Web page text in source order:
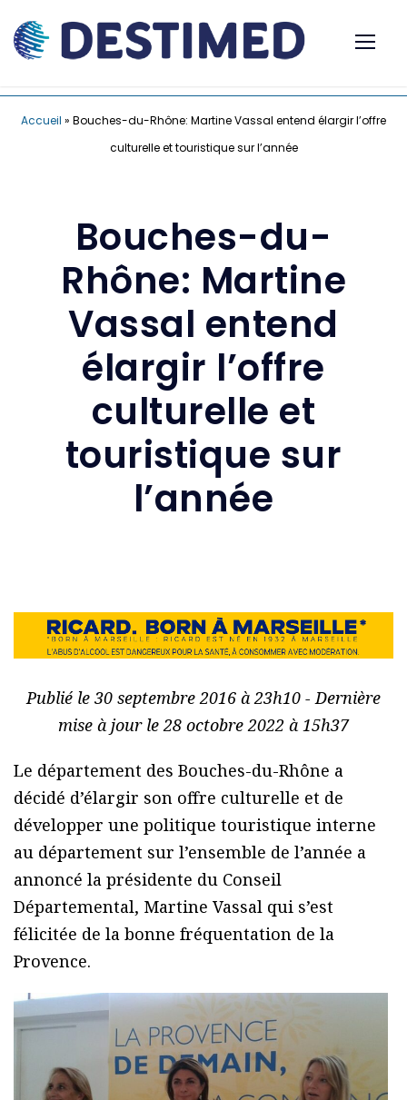
Accueil » Bouches-du-Rhône: Martine Vassal entend élargir l’offre
culturelle et touristique sur l’année
Bouches-du-
Rhône: Martine
Vassal entend
élargir l’offre
culturelle et
touristique sur
l’année
Publié le 30 septembre 2016 à 23h10 - Dernière
mise à jour le 28 octobre 2022 à 15h37
Le département des Bouches-du-Rhône a
décidé d’élargir son offre culturelle et de
développer une politique touristique interne
au département sur l’ensemble de l’année a
annoncé la présidente du Conseil
Départemental, Martine Vassal qui s’est
félicitée de la bonne fréquentation de la
Provence.